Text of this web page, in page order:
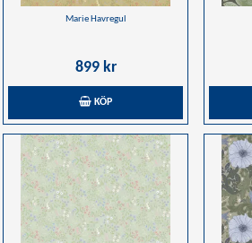
Marie Havregul
899 kr
KÖP